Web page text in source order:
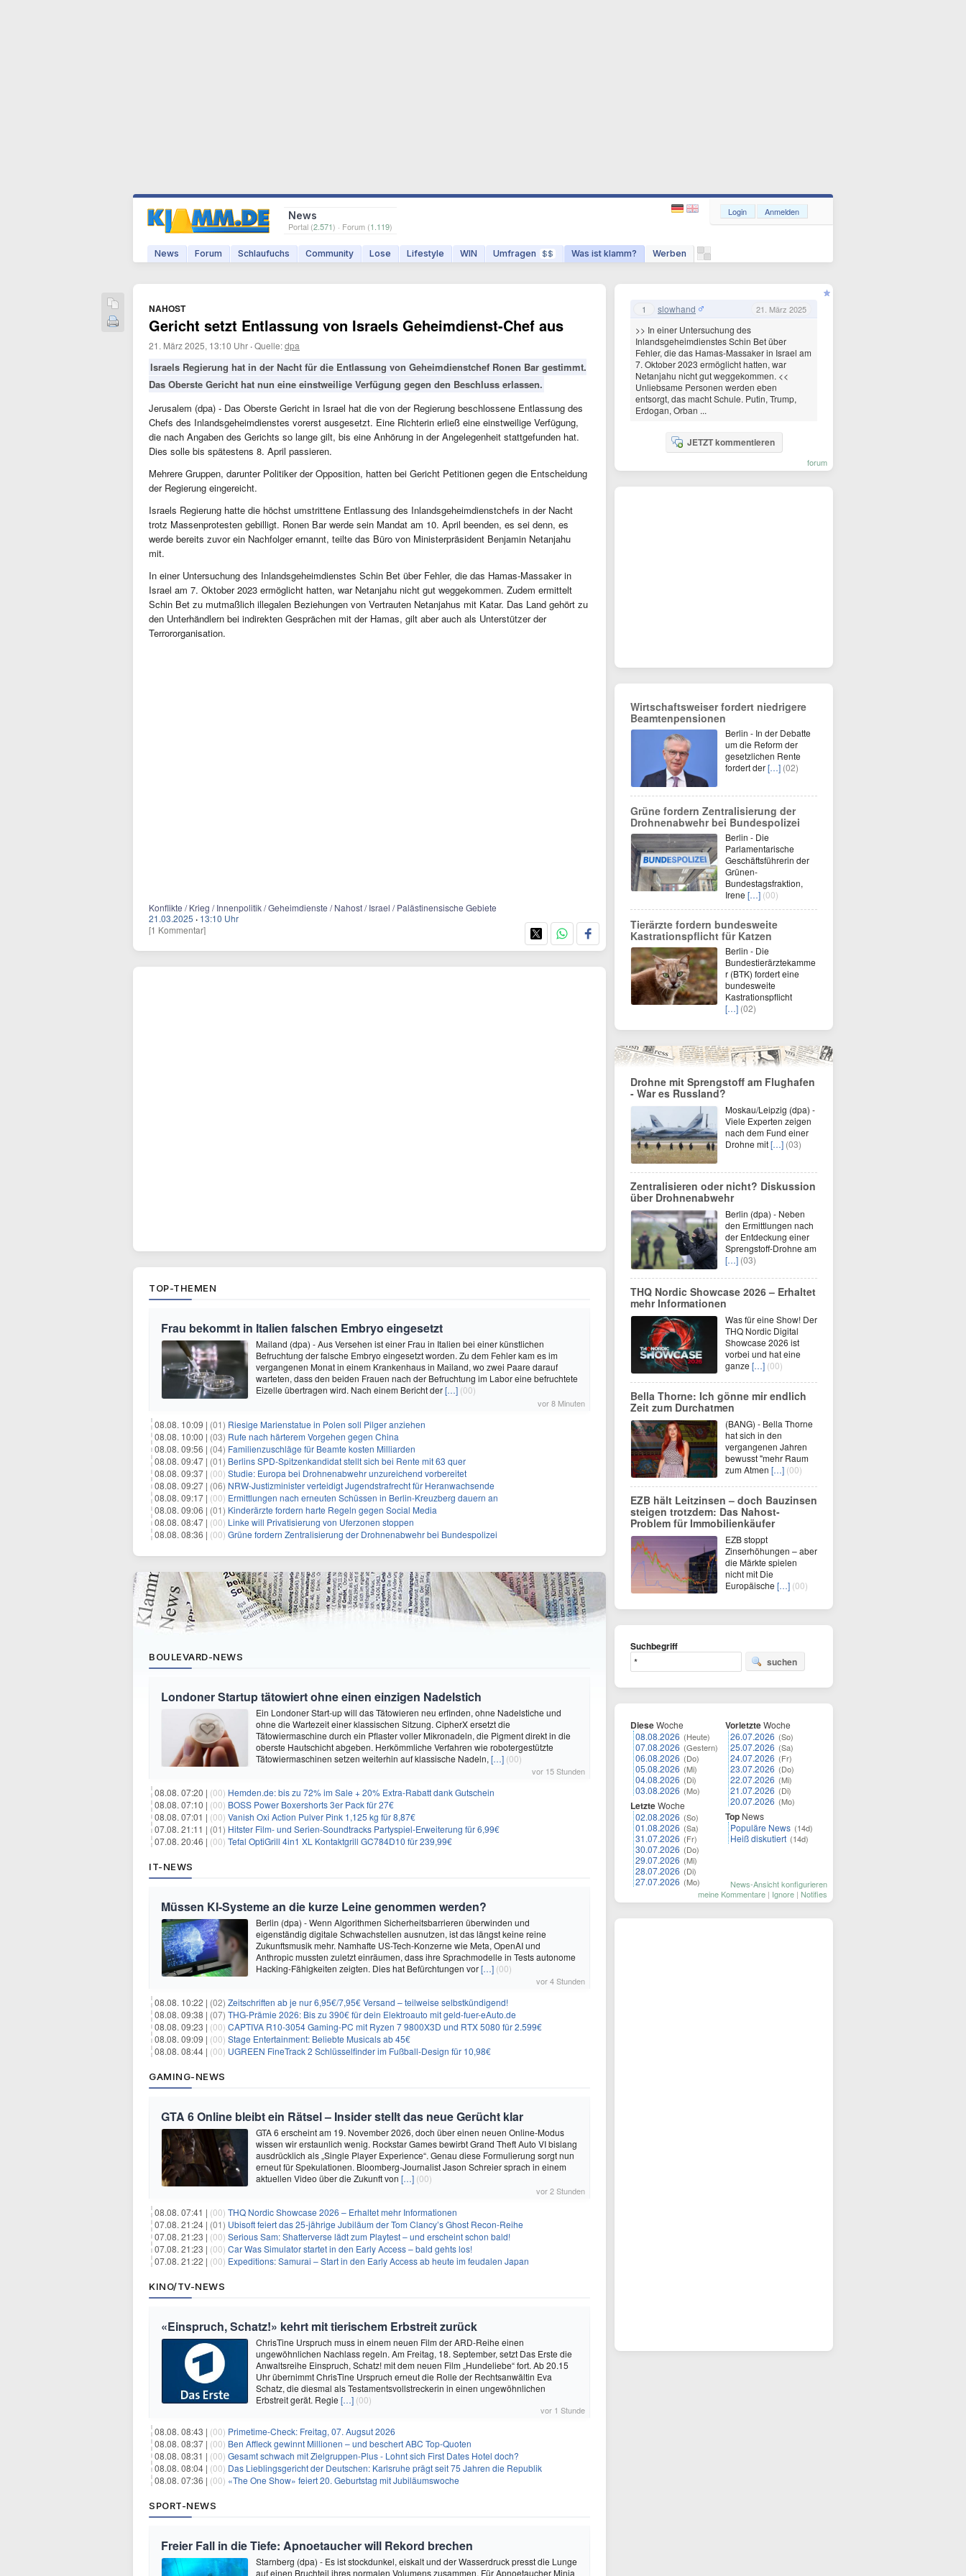
News
Portal (2.571) · Forum (1.119)
News Forum Schlaufuchs Community Lose Lifestyle WIN Umfragen $$ Was ist klamm? Werben
Login Anmelden
NAHOST
Gericht setzt Entlassung von Israels Geheimdienst-Chef aus
21. März 2025, 13:10 Uhr ·Quelle:dpa
Israels Regierung hat in der Nacht für die Entlassung von Geheimdienstchef Ronen Bar gestimmt.
Das Oberste Gericht hat nun eine einstweilige Verfügung gegen den Beschluss erlassen.
Jerusalem (dpa) - Das Oberste Gericht in Israel hat die von der Regierung beschlossene Entlassung des
Chefs des Inlandsgeheimdienstes vorerst ausgesetzt. Eine Richterin erließ eine einstweilige Verfügung,
die nach Angaben des Gerichts so lange gilt, bis eine Anhörung in der Angelegenheit stattgefunden hat.
Dies solle bis spätestens 8. April passieren.
Mehrere Gruppen, darunter Politiker der Opposition, hatten bei Gericht Petitionen gegen die Entscheidung
der Regierung eingereicht.
Israels Regierung hatte die höchst umstrittene Entlassung des Inlandsgeheimdienstchefs in der Nacht
trotz Massenprotesten gebilligt. Ronen Bar werde sein Mandat am 10. April beenden, es sei denn, es
werde bereits zuvor ein Nachfolger ernannt, teilte das Büro von Ministerpräsident Benjamin Netanjahu
mit.
In einer Untersuchung des Inlandsgeheimdienstes Schin Bet über Fehler, die das Hamas-Massaker in
Israel am 7. Oktober 2023 ermöglicht hatten, war Netanjahu nicht gut weggekommen. Zudem ermittelt
Schin Bet zu mutmaßlich illegalen Beziehungen von Vertrauten Netanjahus mit Katar. Das Land gehört zu
den Unterhändlern bei indirekten Gesprächen mit der Hamas, gilt aber auch als Unterstützer der
Terrororganisation.
Konflikte / Krieg / Innenpolitik / Geheimdienste / Nahost / Israel / Palästinensische Gebiete
21.03.2025 · 13:10 Uhr
[1 Kommentar]
TOP-THEMEN
Frau bekommt in Italien falschen Embryo eingesetzt
Mailand (dpa) - Aus Versehen ist einer Frau in Italien bei einer künstlichen
Befruchtung der falsche Embryo eingesetzt worden. Zu dem Fehler kam es im
vergangenen Monat in einem Krankenhaus in Mailand, wo zwei Paare darauf
warteten, dass den beiden Frauen nach der Befruchtung im Labor eine befruchtete
Eizelle übertragen wird. Nach einem Bericht der[…] (00)
vor 8 Minuten
08.08. 10:09 | (01) Riesige Marienstatue in Polen soll Pilger anziehen
08.08. 10:00 | (03) Rufe nach härterem Vorgehen gegen China
08.08. 09:56 | (04) Familienzuschläge für Beamte kosten Milliarden
08.08. 09:47 | (01) Berlins SPD-Spitzenkandidat stellt sich bei Rente mit 63 quer
08.08. 09:37 | (00) Studie: Europa bei Drohnenabwehr unzureichend vorbereitet
08.08. 09:27 | (06) NRW-Justizminister verteidigt Jugendstrafrecht für Heranwachsende
08.08. 09:17 | (00) Ermittlungen nach erneuten Schüssen in Berlin-Kreuzberg dauern an
08.08. 09:06 | (01) Kinderärzte fordern harte Regeln gegen Social Media
08.08. 08:47 | (00) Linke will Privatisierung von Uferzonen stoppen
08.08. 08:36 | (00) Grüne fordern Zentralisierung der Drohnenabwehr bei Bundespolizei
BOULEVARD-NEWS
Londoner Startup tätowiert ohne einen einzigen Nadelstich
Ein Londoner Start-up will das Tätowieren neu erfinden, ohne Nadelstiche und
ohne die Wartezeit einer klassischen Sitzung. CipherX ersetzt die
Tätowiermaschine durch ein Pflaster voller Mikronadeln, die Pigment direkt in die
oberste Hautschicht abgeben. Herkömmliche Verfahren wie robotergestützte
Tätowiermaschinen setzen weiterhin auf klassische Nadeln, […] (00)
vor 15 Stunden
08.08. 07:20 | (00) Hemden.de: bis zu 72% im Sale + 20% Extra-Rabatt dank Gutschein
08.08. 07:10 | (00) BOSS Power Boxershorts 3er Pack für 27€
08.08. 07:01 | (00) Vanish Oxi Action Pulver Pink 1,125 kg für 8,87€
07.08. 21:11 | (01) Hitster Film- und Serien-Soundtracks Partyspiel-Erweiterung für 6,99€
07.08. 20:46 | (00) Tefal OptiGrill 4in1 XL Kontaktgrill GC784D10 für 239,99€
IT-NEWS
Müssen KI-Systeme an die kurze Leine genommen werden?
Berlin (dpa) - Wenn Algorithmen Sicherheitsbarrieren überwinden und
eigenständig digitale Schwachstellen ausnutzen, ist das längst keine reine
Zukunftsmusik mehr. Namhafte US-Tech-Konzerne wie Meta, OpenAI und
Anthropic mussten zuletzt einräumen, dass ihre Sprachmodelle in Tests autonome
Hacking-Fähigkeiten zeigten. Dies hat Befürchtungen vor[…] (00)
vor 4 Stunden
08.08. 10:22 | (02) Zeitschriften ab je nur 6,95€/7,95€ Versand – teilweise selbstkündigend!
08.08. 09:38 | (07) THG-Prämie 2026: Bis zu 390€ für dein Elektroauto mit geld-fuer-eAuto.de
08.08. 09:23 | (00) CAPTIVA R10-3054 Gaming-PC mit Ryzen 7 9800X3D und RTX 5080 für 2.599€
08.08. 09:09 | (00) Stage Entertainment: Beliebte Musicals ab 45€
08.08. 08:44 | (00) UGREEN FineTrack 2 Schlüsselfinder im Fußball-Design für 10,98€
GAMING-NEWS
GTA 6 Online bleibt ein Rätsel – Insider stellt das neue Gerücht klar
GTA 6 erscheint am 19. November 2026, doch über einen neuen Online-Modus
wissen wir erstaunlich wenig. Rockstar Games bewirbt Grand Theft Auto VI bislang
ausdrücklich als „Single Player Experience“. Genau diese Formulierung sorgt nun
erneut für Spekulationen. Bloomberg-Journalist Jason Schreier sprach in einem
aktuellen Video über die Zukunft von […] (00)
vor 2 Stunden
08.08. 07:41 | (00) THQ Nordic Showcase 2026 – Erhaltet mehr Informationen
07.08. 21:24 | (01) Ubisoft feiert das 25-jährige Jubiläum der Tom Clancy’s Ghost Recon-Reihe
07.08. 21:23 | (00) Serious Sam: Shatterverse lädt zum Playtest – und erscheint schon bald!
07.08. 21:23 | (00) Car Was Simulator startet in den Early Access – bald gehts los!
07.08. 21:22 | (00) Expeditions: Samurai – Start in den Early Access ab heute im feudalen Japan
KINO/TV-NEWS
«Einspruch, Schatz!» kehrt mit tierischem Erbstreit zurück
ChrisTine Urspruch muss in einem neuen Film der ARD-Reihe einen
ungewöhnlichen Nachlass regeln. Am Freitag, 18. September, setzt Das Erste die
Anwaltsreihe Einspruch, Schatz! mit dem neuen Film „Hundeliebe“ fort. Ab 20.15
Uhr übernimmt ChrisTine Urspruch erneut die Rolle der Rechtsanwältin Eva
Schatz, die diesmal als Testamentsvollstreckerin in einen ungewöhnlichen
Erbstreit gerät. Regie […] (00)
vor 1 Stunde
08.08. 08:43 | (00) Primetime-Check: Freitag, 07. Augsut 2026
08.08. 08:37 | (00) Ben Affleck gewinnt Millionen – und beschert ABC Top-Quoten
08.08. 08:31 | (00) Gesamt schwach mit Zielgruppen-Plus - Lohnt sich First Dates Hotel doch?
08.08. 08:04 | (00) Das Lieblingsgericht der Deutschen: Karlsruhe prägt seit 75 Jahren die Republik
08.08. 07:36 | (00) «The One Show» feiert 20. Geburtstag mit Jubiläumswoche
SPORT-NEWS
Freier Fall in die Tiefe: Apnoetaucher will Rekord brechen
Starnberg (dpa) - Es ist stockdunkel, eiskalt und der Wasserdruck presst die Lunge
auf einen Bruchteil ihres normalen Volumens zusammen. Für Apnoetaucher Minja
1 slowhand 21. März 2025
>> In einer Untersuchung des
Inlandsgeheimdienstes Schin Bet über
Fehler, die das Hamas-Massaker in Israel am
7. Oktober 2023 ermöglicht hatten, war
Netanjahu nicht gut weggekommen. <<
Unliebsame Personen werden eben
entsorgt, das macht Schule. Putin, Trump,
Erdogan, Orban ...
JETZT kommentieren
forum
Wirtschaftsweiser fordert niedrigere
Beamtenpensionen
Berlin - In der Debatte
um die Reform der
gesetzlichen Rente
fordert der[…] (02)
Grüne fordern Zentralisierung der
Drohnenabwehr bei Bundespolizei
Berlin - Die
Parlamentarische
Geschäftsführerin der
Grünen-
Bundestagsfraktion,
Irene […] (00)
Tierärzte fordern bundesweite
Kastrationspflicht für Katzen
Berlin - Die
Bundestierärztekamme
r (BTK) fordert eine
bundesweite
Kastrationspflicht
[…] (02)
Drohne mit Sprengstoff am Flughafen
- War es Russland?
Moskau/Leipzig (dpa) -
Viele Experten zeigen
nach dem Fund einer
Drohne mit[…] (03)
Zentralisieren oder nicht? Diskussion
über Drohnenabwehr
Berlin (dpa) - Neben
den Ermittlungen nach
der Entdeckung einer
Sprengstoff-Drohne am
[…] (03)
THQ Nordic Showcase 2026 – Erhaltet
mehr Informationen
Was für eine Show! Der
THQ Nordic Digital
Showcase 2026 ist
vorbei und hat eine
ganze […] (00)
Bella Thorne: Ich gönne mir endlich
Zeit zum Durchatmen
(BANG) - Bella Thorne
hat sich in den
vergangenen Jahren
bewusst "mehr Raum
zum Atmen […] (00)
EZB hält Leitzinsen – doch Bauzinsen
steigen trotzdem: Das Nahost-
Problem für Immobilienkäufer
EZB stoppt
Zinserhöhungen – aber
die Märkte spielen
nicht mit Die
Europäische […] (00)
Suchbegriff
suchen
DieseWoche
08.08.2026 (Heute)
07.08.2026 (Gestern)
06.08.2026 (Do)
05.08.2026 (Mi)
04.08.2026 (Di)
03.08.2026 (Mo)
LetzteWoche
02.08.2026 (So)
01.08.2026 (Sa)
31.07.2026 (Fr)
30.07.2026 (Do)
29.07.2026 (Mi)
28.07.2026 (Di)
27.07.2026 (Mo)
VorletzteWoche
26.07.2026 (So)
25.07.2026 (Sa)
24.07.2026 (Fr)
23.07.2026 (Do)
22.07.2026 (Mi)
21.07.2026 (Di)
20.07.2026 (Mo)
Top News
Populäre News (14d)
Heiß diskutiert (14d)
News-Ansicht konfigurieren
meine Kommentare | Ignore | Notifies